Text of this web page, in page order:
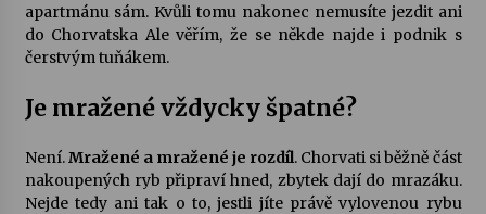
apartmánu sám. Kvůli tomu nakonec nemusíte jezdit ani
do Chorvatska Ale věřím, že se někde najde i podnik s
čerstvým tuňákem.
Je mražené vždycky špatné?
Není.Mražené a mražené je rozdíl. Chorvati si běžně část
nakoupených ryb připraví hned, zbytek dají do mrazáku.
Nejde tedy ani tak o to, jestli jíte právě vylovenou rybu